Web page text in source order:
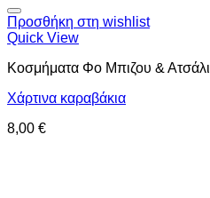
Προσθήκη στη wishlist
Quick View
Κοσμήματα Φο Μπιζου & Ατσάλι
Χάρτινα καραβάκια
8,00 €